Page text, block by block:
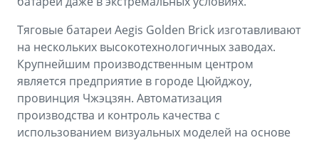
Тяговые батареи Aegis Golden Brick изготавливают
на нескольких высокотехнологичных заводах.
Крупнейшим производственным центром
является предприятие в городе Цюйджоу,
провинция Чжэцзян. Автоматизация
производства и контроль качества с
использованием визуальных моделей на основе